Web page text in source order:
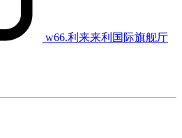
w66.利来来利国际旗舰厅